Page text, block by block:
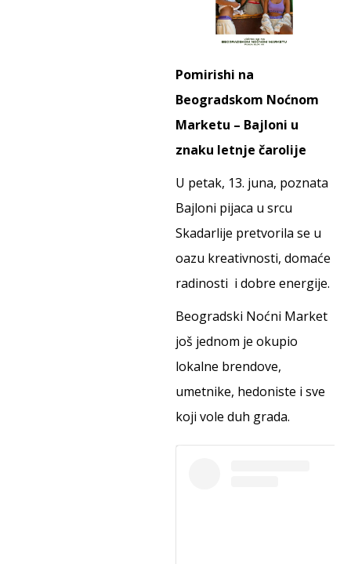
Pomirishi na
Beogradskom Noćnom
Marketu – Bajloni u
znaku letnje čarolije
U petak, 13. juna, poznata
Bajloni pijaca u srcu
Skadarlije pretvorila se u
oazu kreativnosti, domaće
radinosti i dobre energije.
Beogradski Noćni Market
još jednom je okupio
lokalne brendove,
umetnike, hedoniste i sve
koji vole duh grada.